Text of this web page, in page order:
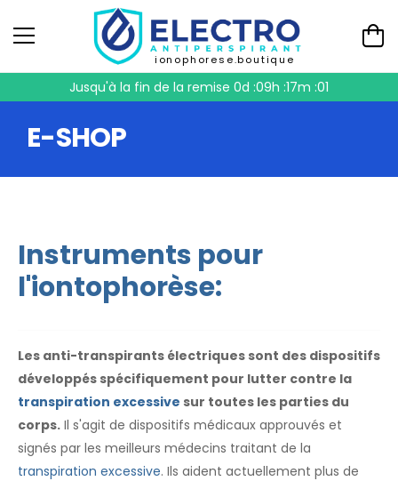
ionophorese.boutique
Jusqu'à la fin de la remise 0d :09h :17m :00
E-SHOP
Instruments pour
l'iontophorèse:
Les anti-transpirants électriques sont des dispositifs
développés spécifiquement pour lutter contre la
transpiration excessive sur toutes les parties du
corps. Il s'agit de dispositifs médicaux approuvés et
signés par les meilleurs médecins traitant de la
transpiration excessive. Ils aident actuellement plus de